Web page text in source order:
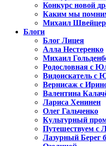
Конкурс новой
Каким мы
Михаил Швейцер
Блоги
Блог Лицея
Алла Нестеренко
Михаил
Родословная с
Видоискатель с
Вернисаж с
Валентина
Лариса Хенинен
Олег Гальченко
Культурный
Путешествуем с
Лазурный Берег